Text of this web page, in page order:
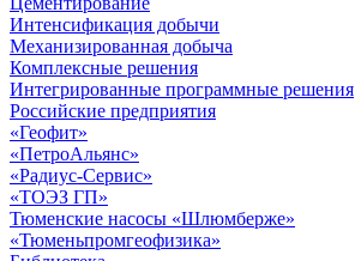
Интенсификация добычи
Механизированная добыча
Комплексные решения
Интегрированные программные решения
Российские предприятия
«Геофит»
«ПетроАльянс»
«Радиус-Сервис»
«ТОЭЗ ГП»
Тюменские насосы «Шлюмберже»
«Тюменьпромгеофизика»